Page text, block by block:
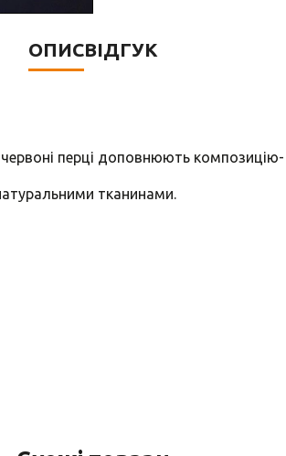
ОПИСВІДГУК
червоні перці доповнюють
тканинами.